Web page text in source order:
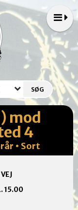
mod
4
• Sort
15.00